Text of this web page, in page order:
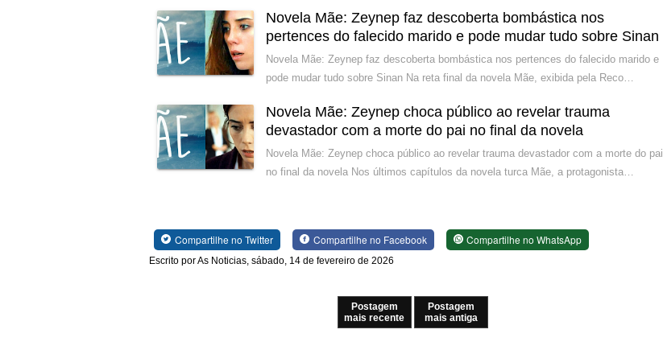
Novela Mãe: Zeynep faz descoberta bombástica nos
pertences do falecido marido e pode mudar tudo sobre Sinan
Novela Mãe: Zeynep faz descoberta bombástica nos pertences do falecido marido e
pode mudar tudo sobre Sinan Na reta final da novela Mãe, exibida pela Reco…
Novela Mãe: Zeynep choca público ao revelar trauma
devastador com a morte do pai no final da novela
Novela Mãe: Zeynep choca público ao revelar trauma devastador com a morte do pai
no final da novela Nos últimos capítulos da novela turca Mãe, a protagonista…
Compartilhe no Twitter Compartilhe no Facebook Compartilhe no WhatsApp
Escrito por As Noticias, sábado, 14 de fevereiro de 2026
Postagem
mais recente
Postagem
mais antiga